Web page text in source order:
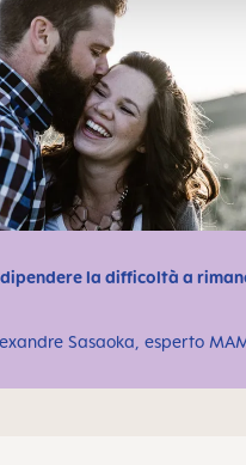
dipendere la difficoltà a
Sasaoka, esperto